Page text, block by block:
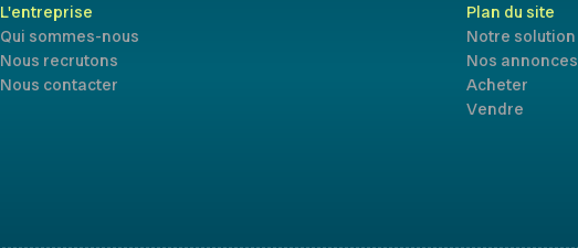
L'entreprise
Qui sommes-nous
Nous recrutons
Nous contacter
Plan du site
Notre solution
Nos annonces
Acheter
Vendre